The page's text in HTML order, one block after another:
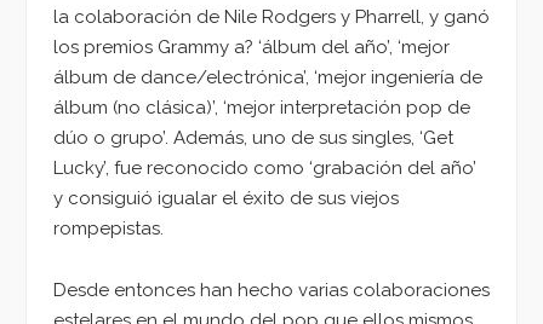
la colaboración de Nile Rodgers y Pharrell, y ganó
los premios Grammy a? ‘álbum del año’, ‘mejor
álbum de dance/electrónica’, ‘mejor ingeniería de
álbum (no clásica)’, ‘mejor interpretación pop de
dúo o grupo’. Además, uno de sus singles, ‘Get
Lucky’, fue reconocido como ‘grabación del año’
y consiguió igualar el éxito de sus viejos
rompepistas.
Desde entonces han hecho varias colaboraciones